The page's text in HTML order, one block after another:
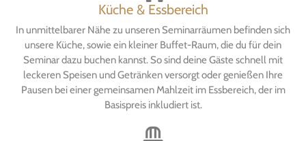
Küche & Essbereich
In unmittelbarer Nähe zu unseren Seminarräumen befinden sich
unsere Küche, sowie ein kleiner Buffet-Raum, die du für dein
Seminar dazu buchen kannst. So sind deine Gäste schnell mit
leckeren Speisen und Getränken versorgt oder genießen Ihre
Pausen bei einer gemeinsamen Mahlzeit im Essbereich, der im
Basispreis inkludiert ist.​